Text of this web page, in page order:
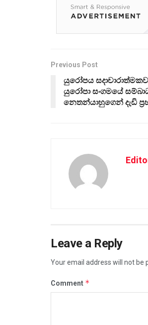
Previous Post
යුරෝපය
යුරෝපා සංගමයේ
නෙතන්යාහුගෙන් දැඩි
Leave a Reply
Your email address will not be
Comment *